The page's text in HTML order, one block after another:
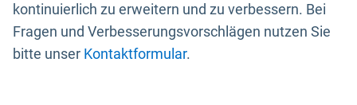
kontinuierlich zu erweitern und zu verbessern. Bei
Fragen und Verbesserungsvorschlägen nutzen Sie
bitte unser Kontaktformular.